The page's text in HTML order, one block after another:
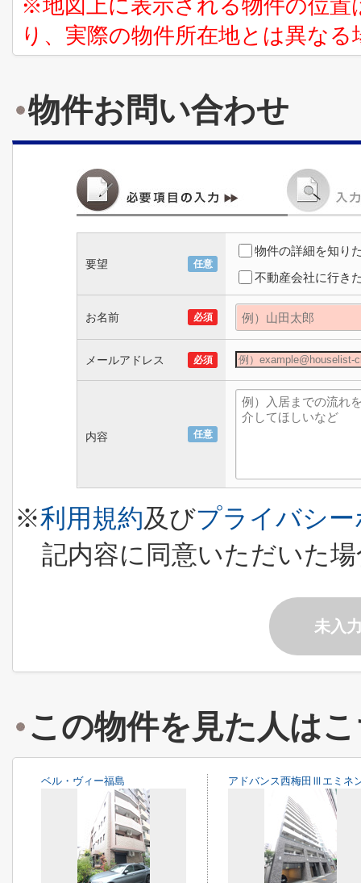
※地図上に表示される物件の位
り、実際の物件所在地とは異な
物件お問い合わせ
要望 任意
物件の詳細を知り
不動産会社に行き
お名前 必須
メールアドレス 必須
内容 任意
※利用規約及びプライバシ
記内容に同意いただいた
未入
この物件を見た人は
ベル・ヴィー福島 アドバンス西梅田Ⅲエミネ